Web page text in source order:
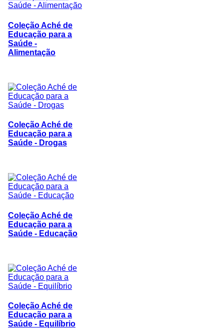
Coleção Aché de
Educação para a
Saúde -
Alimentação
Coleção Aché de
Educação para a
Saúde - Drogas
Coleção Aché de
Educação para a
Saúde - Educação
Coleção Aché de
Educação para a
Saúde - Equilíbrio